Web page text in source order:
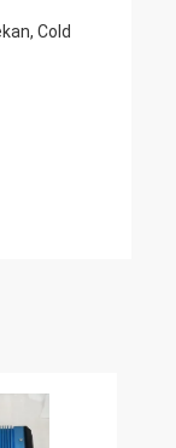
Cold